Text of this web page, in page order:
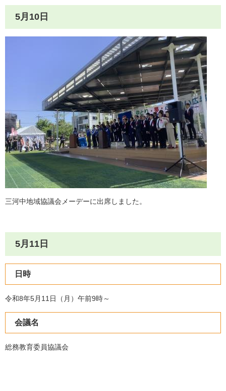
5月10日
三河中地域協議会メーデーに出席しました。
5月11日
日時
令和8年5月11日（月）午前9時～
会議名
総務教育委員協議会